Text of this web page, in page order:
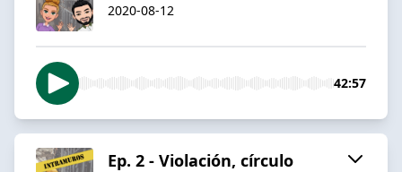
2020-08-12
42:57
Ep. 2 - Violación, círculo